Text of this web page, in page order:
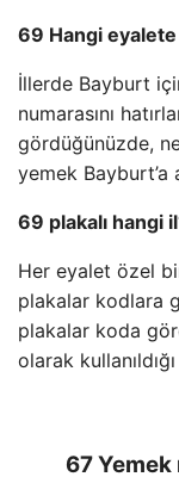
69 Hangi
İllerde Bayburt
numarasını
gördüğünüzde,
yemek Bayburt’a
69 plakalı hangi
Her eyalet özel
plakalar kodlara
plakalar koda
olarak
67